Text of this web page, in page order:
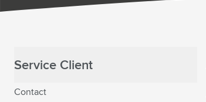
Service Client
Contact